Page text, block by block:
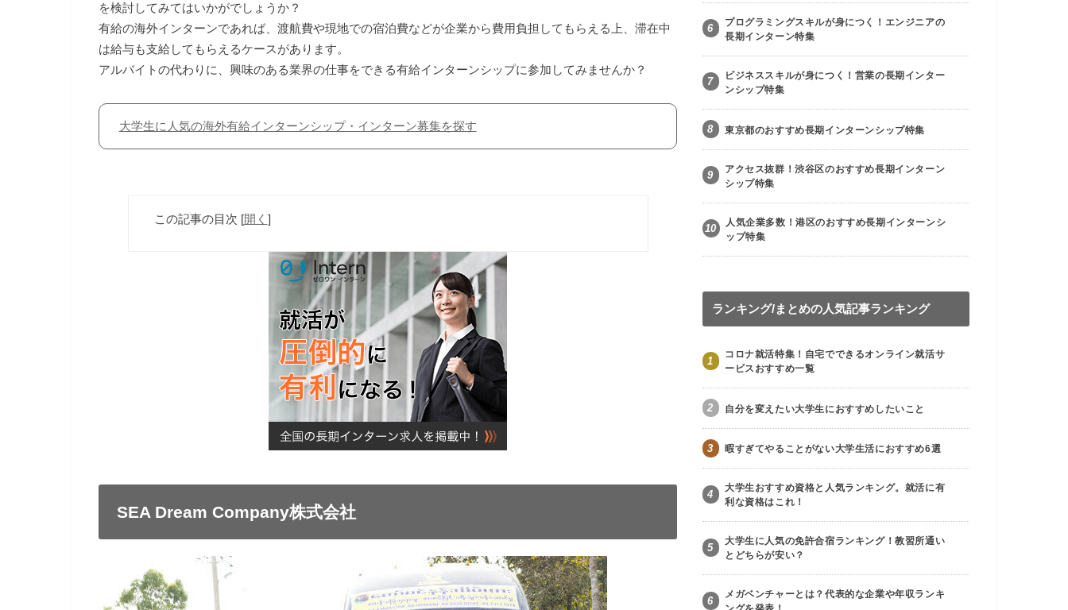
を検討してみてはいかがでしょうか？
有給の海外インターンであれば、渡航費や現地での宿泊費などが企業から費用負担してもらえる上、滞在中
は給与も支給してもらえるケースがあります。
アルバイトの代わりに、興味のある業界の仕事をできる有給インターンシップに参加してみませんか？
大学生に人気の海外有給インターンシップ・インターン募集を探す
この記事の目次 [開く ]
SEA Dream Company株式会社
6
プログラミングスキルが身につく！エンジニアの
長期インターン特集
7
ビジネススキルが身につく！営業の長期インター
ンシップ特集
8 東京都のおすすめ長期インターンシップ特集
9
アクセス抜群！渋谷区のおすすめ長期インターン
シップ特集
10
人気企業多数！港区のおすすめ長期インターンシ
ップ特集
ランキング/まとめの人気記事ランキング
1
コロナ就活特集！自宅でできるオンライン就活サ
ービスおすすめ一覧
2 自分を変えたい大学生におすすめしたいこと
3 暇すぎてやることがない大学生活におすすめ6選
4
大学生おすすめ資格と人気ランキング。就活に有
利な資格はこれ！
5
大学生に人気の免許合宿ランキング！教習所通い
とどちらが安い？
6
メガベンチャーとは？代表的な企業や年収ランキ